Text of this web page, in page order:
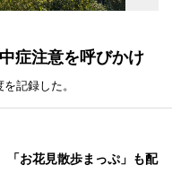
症注意を呼びかけ
記録した。
お花見散歩まっぷ」も配